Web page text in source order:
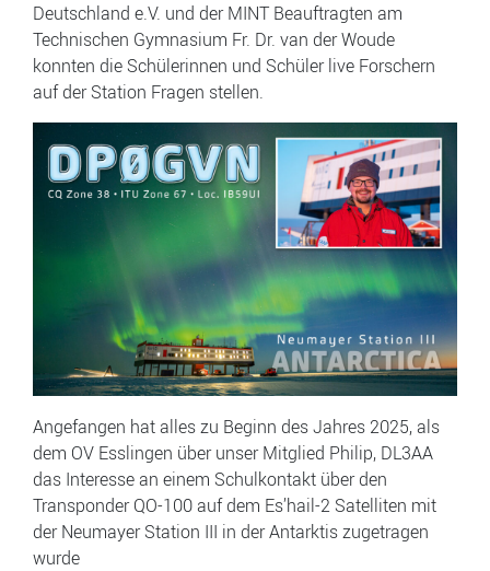
Deutschland e.V. und der MINT Beauftragten am
Technischen Gymnasium Fr. Dr. van der Woude
konnten die Schülerinnen und Schüler live Forschern
auf der Station Fragen stellen.
Angefangen hat alles zu Beginn des Jahres 2025, als
dem OV Esslingen über unser Mitglied Philip, DL3AA
das Interesse an einem Schulkontakt über den
Transponder QO-100 auf dem Es’hail-2 Satelliten mit
der Neumayer Station III in der Antarktis zugetragen
wurde